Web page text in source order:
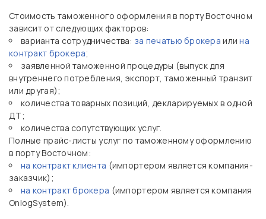
Стоимость таможенного оформления в порту Восточном
зависит от следующих факторов:
варианта сотрудничества: за печатью брокера илина
контракт брокера;
заявленной таможенной процедуры (выпуск для
внутреннего потребления, экспорт, таможенный транзит
или другая);
количества товарных позиций, декларируемых в одной
ДТ;
количества сопутствующих услуг.
Полные прайс-листы услуг по таможенному оформлению
в порту Восточном:
на контракт клиента (импортером является компания-
заказчик);
на контракт брокера (импортером является компания
OnlogSystem).